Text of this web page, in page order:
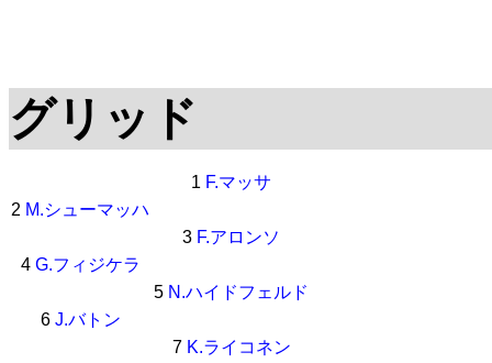
グリッド
1 F.マッサ
2 M.シューマッハ
3 F.アロンソ
4 G.フィジケラ
5 N.ハイドフェルド
6 J.バトン
7 K.ライコネン